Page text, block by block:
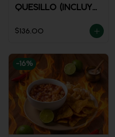
QUESILLO (INCLUYE
SALSA)
$136.00
-16%